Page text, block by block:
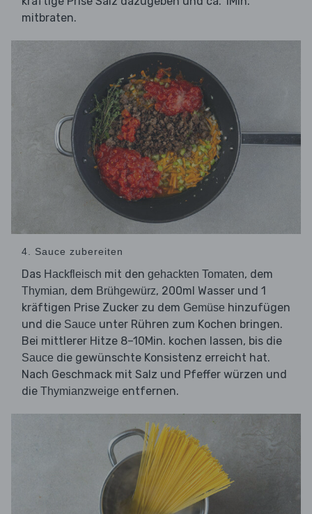
mitbraten.
4. Sauce zubereiten
Das Hackfleisch mit den gehackten Tomaten, dem
Thymian, dem Brühgewürz, 200ml Wasser und 1
kräftigen Prise Zucker zu dem Gemüse hinzufügen
und die Sauce unter Rühren zum Kochen bringen.
Bei mittlerer Hitze 8–10Min. kochen lassen, bis die
Sauce die gewünschte Konsistenz erreicht hat.
Nach Geschmack mit Salz und Pfeffer würzen und
die Thymianzweige entfernen.